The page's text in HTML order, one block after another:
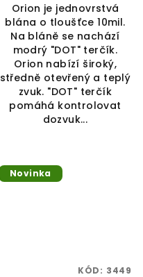
Orion je jednovrstvá
blána o tloušťce 10mil.
Na bláně se nachází
modrý "DOT" terčík.
Orion nabízí široký,
středně otevřený a teplý
zvuk. "DOT" terčík
pomáhá kontrolovat
dozvuk...
Novinka
KÓD: 3449